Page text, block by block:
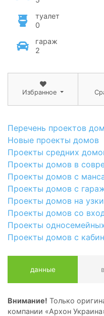
туалет
0
гараж
2
Избранное
Перечень проектов
Новые проекты домов
Проекты средних
Проекты домов в
Проекты домов с
Проекты домов с
Проекты домов на
Проекты домов со
Проекты
Проекты домов с
данные
Внимание! Только
компании «Архон